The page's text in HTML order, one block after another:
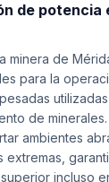
de potencia
minera de
para la
de
ambientes
extremas,
incluso